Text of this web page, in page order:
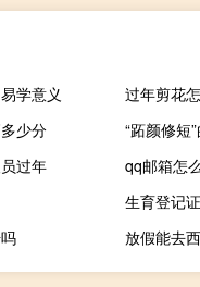
学意义
过年剪花
少分
“跖颜修短
过年
生育登记
放假能去